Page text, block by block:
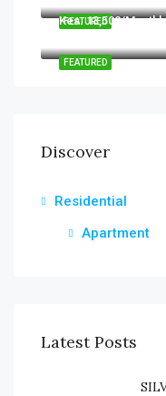
FEATURED
FEATURED
Kes. 13,500/Monthly
Discover
Residential
Apartment
Latest Posts